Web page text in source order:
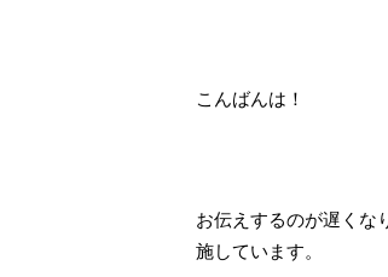
こんばんは！
お伝えするのが遅くな
施しています。